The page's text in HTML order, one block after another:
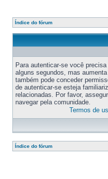
Índice do fórum
Para autenticar-se você
alguns segundos, mas
também pode conceder
de autenticar-se esteja
relacionadas. Por favor,
navegar pela comunidade.
Termos de
Índice do fórum